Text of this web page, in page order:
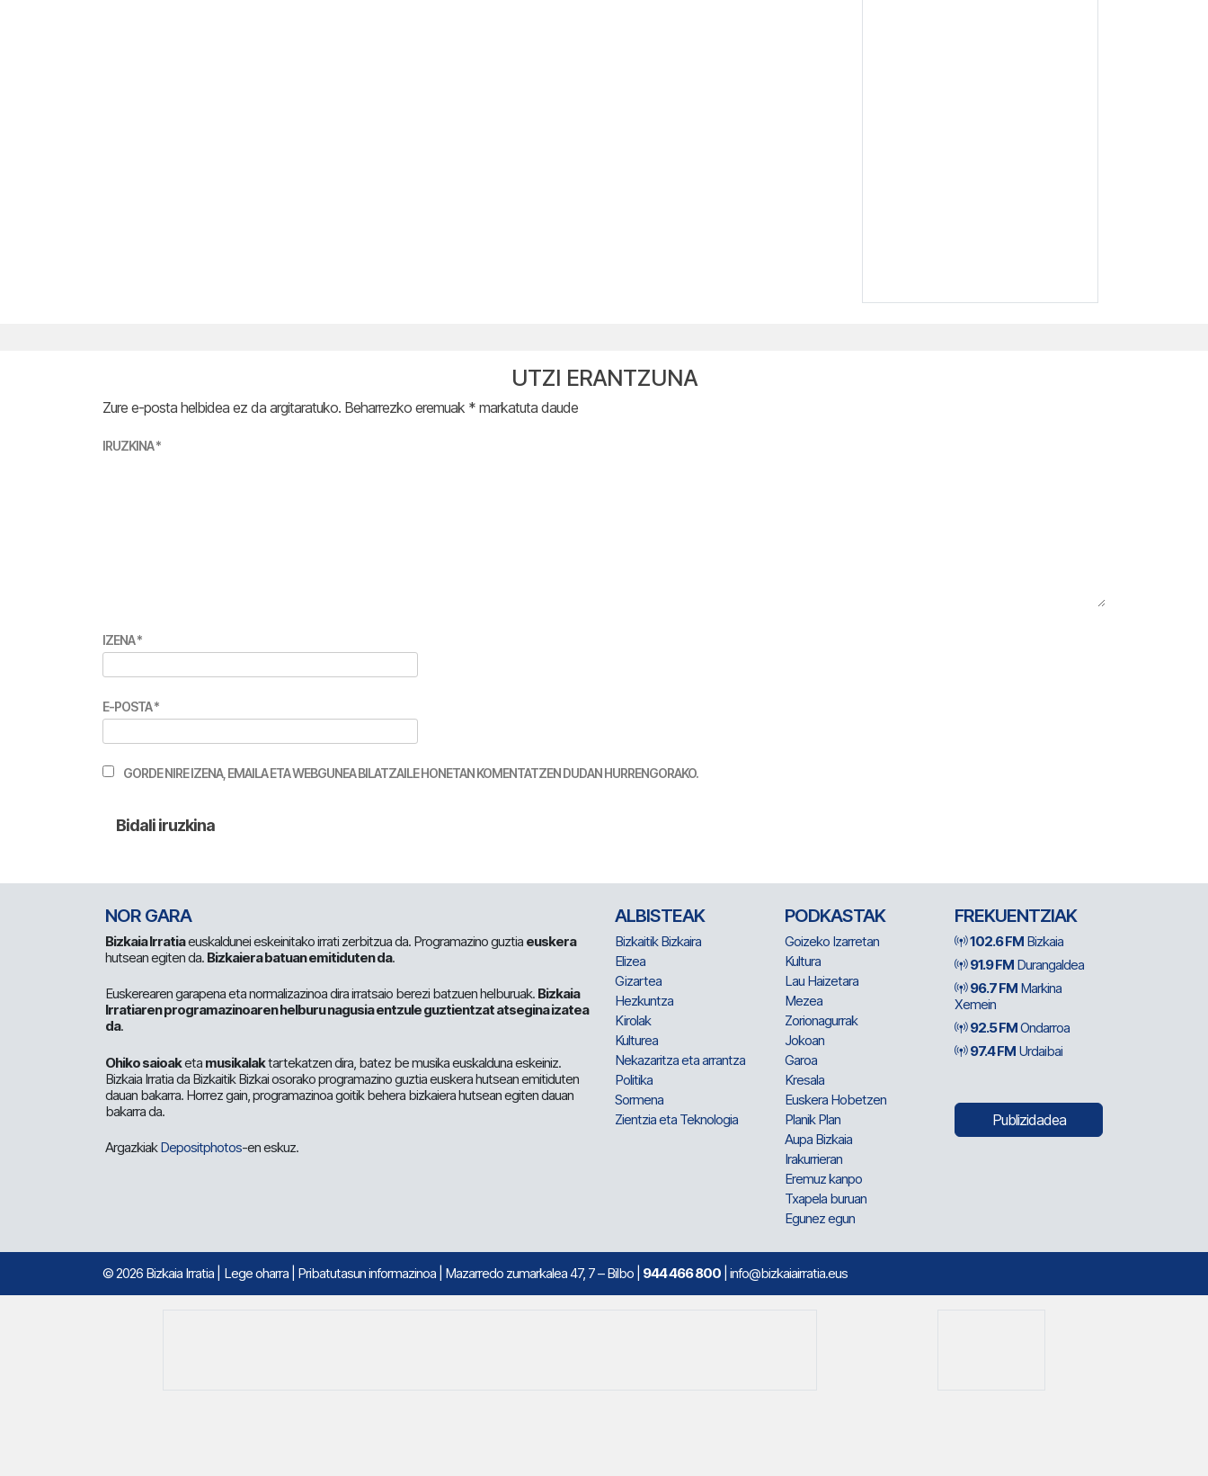
UTZI ERANTZUNA
Zure e-posta helbidea ez da argitaratuko. Beharrezko eremuak * markatuta daude
IRUZKINA*
IZENA*
E-POSTA*
GORDE NIRE IZENA, EMAILA ETA WEBGUNEA BILATZAILE HONETAN KOMENTATZEN DUDAN HURRENGORAKO.
NOR GARA
Bizkaia Irratiaeuskaldunei eskeinitako irrati zerbitzua da. Programazino guztia euskera
hutsean egiten da. Bizkaiera batuan emitiduten da.
Euskerearen garapena eta normalizazinoa dira irratsaio berezi batzuen helburuak. Bizkaia
Irratiaren programazinoaren helburu nagusia entzule guztientzat atsegina izatea
da.
Ohiko saioaketa musikalaktartekatzen dira, batez be musika euskalduna eskeiniz.
Bizkaia Irratia da Bizkaitik Bizkai osorako programazino guztia euskera hutsean emitiduten
dauan bakarra. Horrez gain, programazinoa goitik behera bizkaiera hutsean egiten dauan
bakarra da.
ArgazkiakDepositphotos-en eskuz.
ALBISTEAK
Bizkaitik Bizkaira
Elizea
Gizartea
Hezkuntza
Kirolak
Kulturea
Nekazaritza eta arrantza
Politika
Sormena
Zientzia eta Teknologia
PODKASTAK
Goizeko Izarretan
Kultura
Lau Haizetara
Mezea
Zorionagurrak
Jokoan
Garoa
Kresala
Euskera Hobetzen
Planik Plan
Aupa Bizkaia
Irakurrieran
Eremuz kanpo
Txapela buruan
Egunez egun
FREKUENTZIAK
102.6 FM Bizkaia
91.9 FM Durangaldea
96.7 FM Markina
Xemein
92.5 FMOndarroa
97.4 FM Urdaibai
Publizidadea
© 2026 Bizkaia Irratia Lege oharra Pribatutasun informazinoa | Mazarredo zumarkalea 47, 7 – Bilbo | 944 466 800 | info@bizkaiairratia.eus